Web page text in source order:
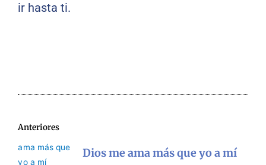
ir hasta ti.
Anteriores
Dios me ama más que yo a mí